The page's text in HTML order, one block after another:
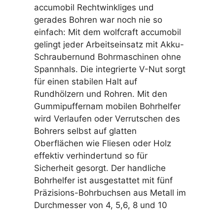
accumobil Rechtwinkliges und
gerades Bohren war noch nie so
einfach: Mit dem wolfcraft accumobil
gelingt jeder Arbeitseinsatz mit Akku-
Schraubernund Bohrmaschinen ohne
Spannhals. Die integrierte V-Nut sorgt
für einen stabilen Halt auf
Rundhölzern und Rohren. Mit den
Gummipuffernam mobilen Bohrhelfer
wird Verlaufen oder Verrutschen des
Bohrers selbst auf glatten
Oberflächen wie Fliesen oder Holz
effektiv verhindertund so für
Sicherheit gesorgt. Der handliche
Bohrhelfer ist ausgestattet mit fünf
Präzisions-Bohrbuchsen aus Metall im
Durchmesser von 4, 5,6, 8 und 10